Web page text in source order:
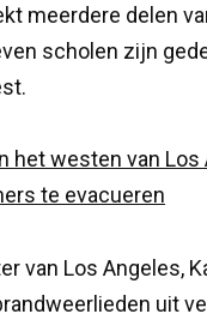
meerdere delen
scholen zijn
van Los Angeles,
uit